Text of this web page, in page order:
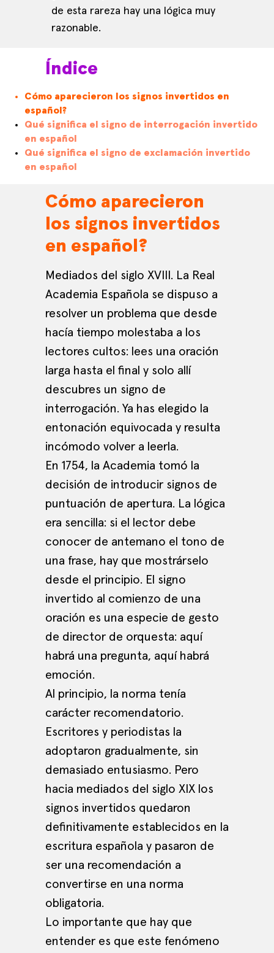
de esta rareza hay una lógica muy
razonable.
Índice
Cómo aparecieron los signos invertidos en
español?
Qué significa el signo de interrogación invertido
en español
Qué significa el signo de exclamación invertido
en español
Cómo aparecieron
los signos invertidos
en español?
Mediados del siglo XVIII. La Real
Academia Española se dispuso a
resolver un problema que desde
hacía tiempo molestaba a los
lectores cultos: lees una oración
larga hasta el final y solo allí
descubres un signo de
interrogación. Ya has elegido la
entonación equivocada y resulta
incómodo volver a leerla.
En 1754, la Academia tomó la
decisión de introducir signos de
puntuación de apertura. La lógica
era sencilla: si el lector debe
conocer de antemano el tono de
una frase, hay que mostrárselo
desde el principio. El signo
invertido al comienzo de una
oración es una especie de gesto
de director de orquesta: aquí
habrá una pregunta, aquí habrá
emoción.
Al principio, la norma tenía
carácter recomendatorio.
Escritores y periodistas la
adoptaron gradualmente, sin
demasiado entusiasmo. Pero
hacia mediados del siglo XIX los
signos invertidos quedaron
definitivamente establecidos en la
escritura española y pasaron de
ser una recomendación a
convertirse en una norma
obligatoria.
Lo importante que hay que
entender es que este fenómeno